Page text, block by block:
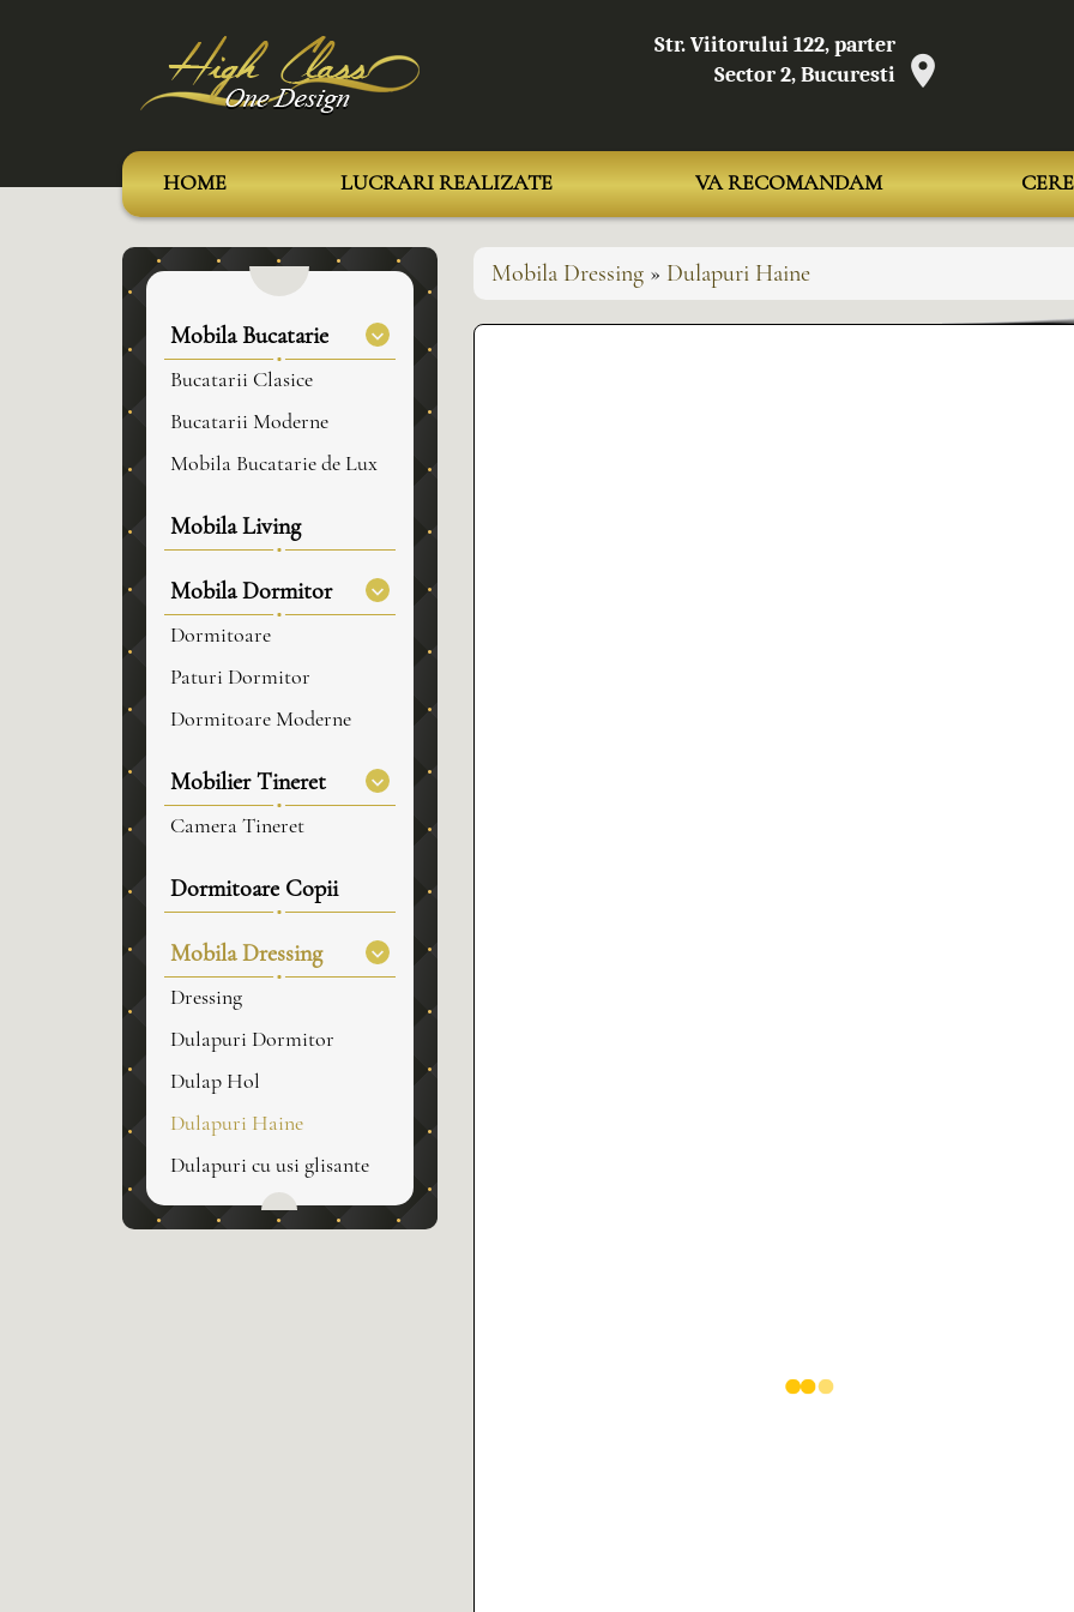
Str. Viitorului 122, parter
Sector 2, Bucuresti
HOME LUCRARI REALIZATE VA RECOMANDAM
Mobila Bucatarie
Bucatarii Clasice
Bucatarii Moderne
Mobila Bucatarie de Lux
Mobila Living
Mobila Dormitor
Dormitoare
Paturi Dormitor
Dormitoare Moderne
Mobilier Tineret
Camera Tineret
Dormitoare Copii
Mobila Dressing
Dressing
Dulapuri Dormitor
Dulap Hol
Dulapuri Haine
Dulapuri cu usi glisante
Mobila Dressing» Dulapuri Haine